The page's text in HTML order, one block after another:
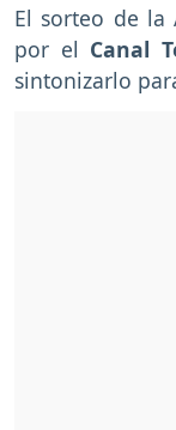
El sorteo de la
por el Canal
sintonizarlo